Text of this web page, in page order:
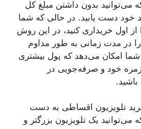
می‌توانید بدون داشتن مبلغ کل
خود دست یابید. در حالی که شما
از اول خریداری کنید، در این روش
را در مدت زمانی به طور مداوم
شما امکان می‌دهد که پول بیشتری
خود و صرفه‌جویی در
تلویزیون اقساطی به دست
می‌توانید یک تلویزیون بزرگتر و